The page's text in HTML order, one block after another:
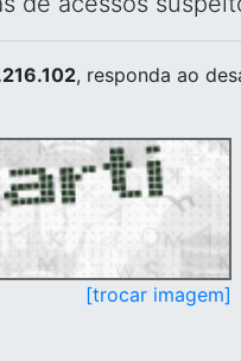
, responda ao
[trocar imagem]